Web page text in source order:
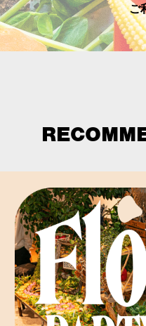
ご